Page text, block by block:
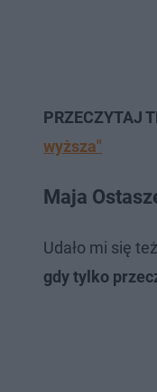
PRZECZYTAJ
wyższa"
Maja
Udało mi się
gdy tylko